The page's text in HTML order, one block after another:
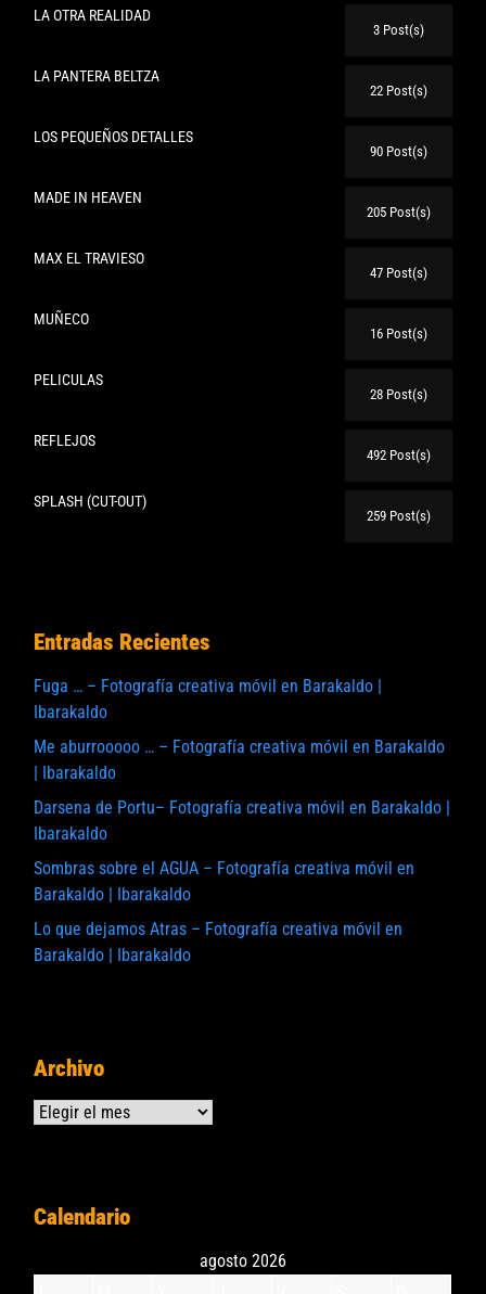
LA OTRA REALIDAD
3 Post(s)
LA PANTERA BELTZA
22 Post(s)
LOS PEQUEÑOS DETALLES
90 Post(s)
MADE IN HEAVEN
205 Post(s)
MAX EL TRAVIESO
47 Post(s)
MUÑECO
16 Post(s)
PELICULAS
28 Post(s)
REFLEJOS
492 Post(s)
SPLASH (CUT-OUT)
259 Post(s)
Entradas Recientes
Fuga … – Fotografía creativa móvil en Barakaldo |
Ibarakaldo
Me aburrooooo … – Fotografía creativa móvil en Barakaldo
| Ibarakaldo
Darsena de Portu– Fotografía creativa móvil en Barakaldo |
Ibarakaldo
Sombras sobre el AGUA – Fotografía creativa móvil en
Barakaldo | Ibarakaldo
Lo que dejamos Atras – Fotografía creativa móvil en
Barakaldo | Ibarakaldo
Archivo
Archivos
Calendario
agosto 2026